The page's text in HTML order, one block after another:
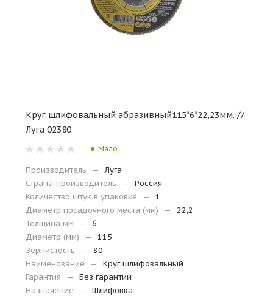
Круг шлифовальный абразивный115*6*22,23мм. //
Луга 02380
Мало
Производитель —
Луга
Страна-производитель
—
Россия
Количество штук в упаковке
—
1
Диаметр посадочного места (мм)
—
22,2
Толщина мм
—
6
Диаметр (мм)
—
115
Зернистость
—
80
Наименование
—
Круг шлифовальный
Гарантия
—
Без гарантии
Назначение
— Шлифовка